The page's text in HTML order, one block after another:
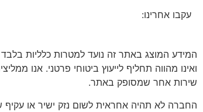
עקבו אחרינו:
המידע המוצג באתר זה נועד למטרות כלליות
ואינו מהווה תחליף לייעוץ ביטוחי פרטני. אנו
שירות אחר שמסופק באתר.
החברה לא תהיה אחראית לשום נזק ישיר או